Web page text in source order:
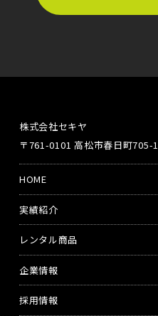
株式会社セキヤ
〒761-0101 高松市春日町705-1
HOME
実績紹介
レンタル商品
企業情報
採用情報